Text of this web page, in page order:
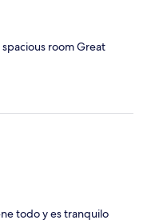
room Great
todo y es tranquilo